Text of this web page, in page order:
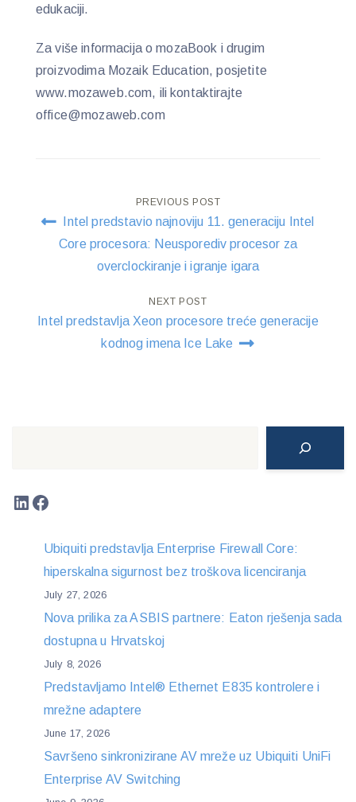
edukaciji.
Za više informacija o mozaBook i drugim
proizvodima Mozaik Education, posjetite
www.mozaweb.com, ili kontaktirajte
office@mozaweb.com
Post
navigation
PREVIOUS POST
Intel predstavio najnoviju 11. generaciju Intel
Core procesora: Neusporediv procesor za
overclockiranje i igranje igara
NEXT POST
Intel predstavlja Xeon procesore treće generacije
kodnog imena Ice Lake
LinkedIn
Facebook
Ubiquiti predstavlja Enterprise Firewall Core:
hiperskalna sigurnost bez troškova licenciranja
July 27, 2026
Nova prilika za ASBIS partnere: Eaton rješenja sada
dostupna u Hrvatskoj
July 8, 2026
Predstavljamo Intel® Ethernet E835 kontrolere i
mrežne adaptere
June 17, 2026
Savršeno sinkronizirane AV mreže uz Ubiquiti UniFi
Enterprise AV Switching